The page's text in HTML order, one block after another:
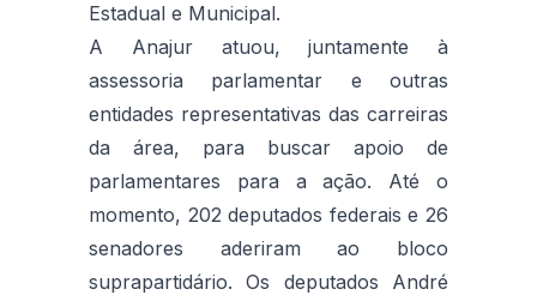
Estadual e Municipal.
A Anajur atuou, juntamente à
assessoria parlamentar e outras
entidades representativas das carreiras
da área, para buscar apoio de
parlamentares para a ação. Até o
momento, 202 deputados federais e 26
senadores aderiram ao bloco
suprapartidário. Os deputados André